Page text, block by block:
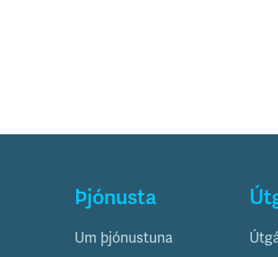
Þjónusta
Um þjónustuna